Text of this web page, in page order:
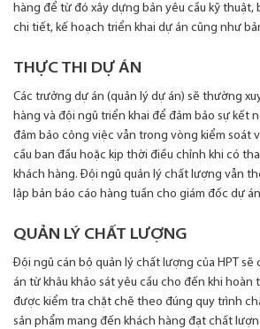
hàng để từ đó xây dựng bản yêu cầu kỹ thuật,
chi tiết, kế hoạch triển khai dự án cũng như
THỰC THI DỰ ÁN
Các trưởng dự án (quản lý dự án) sẽ thường
hàng và đội ngũ triển khai để đảm bảo sự kết
đảm bảo công việc vẫn trong vòng kiểm soát
cầu ban đầu hoặc kịp thời điều chỉnh khi có
khách hàng. Đội ngũ quản lý chất lượng vẫn
lập bản báo cáo hàng tuần cho giám đốc dự
QUẢN LÝ CHẤT LƯỢNG
Đội ngũ cán bộ quản lý chất lượng của HPT sẽ
án từ khâu khảo sát yêu cầu cho đến khi hoàn
được kiểm tra chặt chẽ theo đúng quy trình
sản phẩm mang đến khách hàng đạt chất